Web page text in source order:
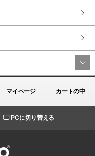
マイページ カートの中
PCに切り替える